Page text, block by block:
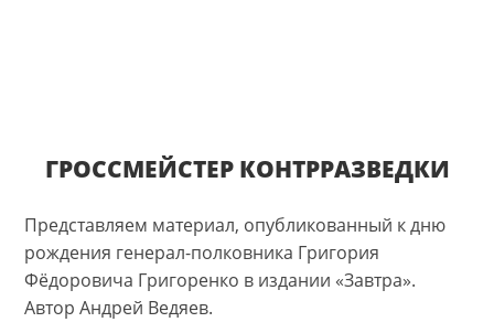
ГРОССМЕЙСТЕР КОНТРРАЗВЕДКИ
Представляем материал, опубликованный к дню
рождения генерал-полковника Григория
Фёдоровича Григоренко в издании «Завтра».
Автор Андрей Ведяев.